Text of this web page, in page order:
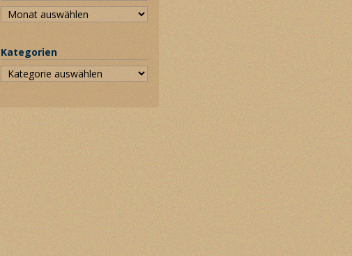
Kategorien